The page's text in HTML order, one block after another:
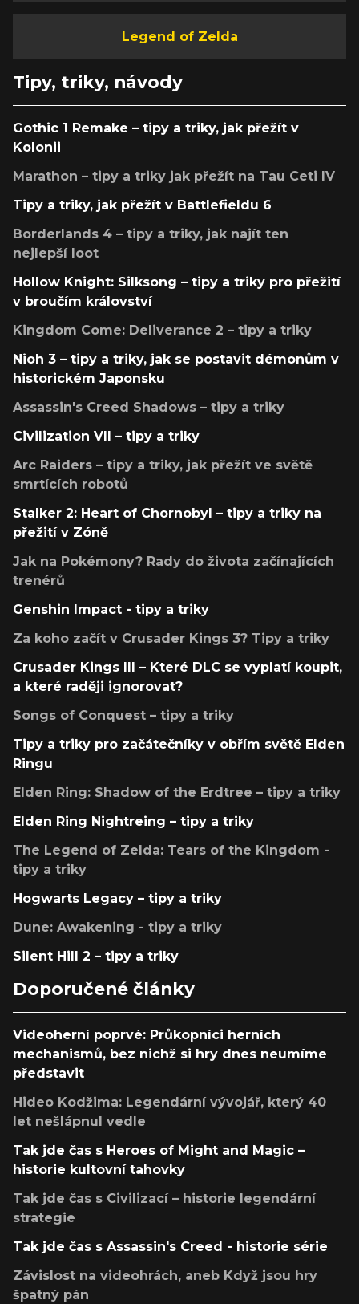
Legend of Zelda
Tipy, triky, návody
Gothic 1 Remake – tipy a triky, jak přežít v
Kolonii
Marathon – tipy a triky jak přežít na Tau Ceti IV
Tipy a triky, jak přežít v Battlefieldu 6
Borderlands 4 – tipy a triky, jak najít ten
nejlepší loot
Hollow Knight: Silksong – tipy a triky pro přežití
v broučím království
Kingdom Come: Deliverance 2 – tipy a triky
Nioh 3 – tipy a triky, jak se postavit démonům v
historickém Japonsku
Assassin's Creed Shadows – tipy a triky
Civilization VII – tipy a triky
Arc Raiders – tipy a triky, jak přežít ve světě
smrtících robotů
Stalker 2: Heart of Chornobyl – tipy a triky na
přežití v Zóně
Jak na Pokémony? Rady do života začínajících
trenérů
Genshin Impact - tipy a triky
Za koho začít v Crusader Kings 3? Tipy a triky
Crusader Kings III – Které DLC se vyplatí koupit,
a které raději ignorovat?
Songs of Conquest – tipy a triky
Tipy a triky pro začátečníky v obřím světě Elden
Ringu
Elden Ring: Shadow of the Erdtree – tipy a triky
Elden Ring Nightreing – tipy a triky
The Legend of Zelda: Tears of the Kingdom -
tipy a triky
Hogwarts Legacy – tipy a triky
Dune: Awakening - tipy a triky
Silent Hill 2 – tipy a triky
Doporučené články
Videoherní poprvé: Průkopníci herních
mechanismů, bez nichž si hry dnes neumíme
představit
Hideo Kodžima: Legendární vývojář, který 40
let nešlápnul vedle
Tak jde čas s Heroes of Might and Magic –
historie kultovní tahovky
Tak jde čas s Civilizací – historie legendární
strategie
Tak jde čas s Assassin's Creed - historie série
Závislost na videohrách, aneb Když jsou hry
špatný pán